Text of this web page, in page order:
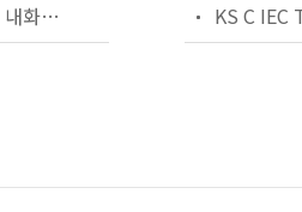
KS F 2257-4(2020 확인) - 건축 부재의 내화 시험방법 — 내력 수직 구획 부재의 성능 조건